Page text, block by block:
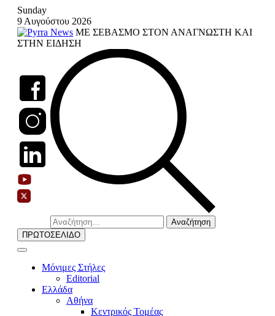
Skip
content
Sunday
9 Αυγούστου 2026
ΜΕ ΣΕΒΑΣΜΟ ΣΤΟΝ ΑΝΑΓΝΩΣΤΗ ΚΑΙ
ΣΤΗΝ ΕΙΔΗΣΗ
Αναζήτηση
για:
ΠΡΩΤΟΣΕΛΙΔΟ
Μόνιμες Στήλες
Editorial
Ελλάδα
Αθήνα
Κεντρικός Τομέας